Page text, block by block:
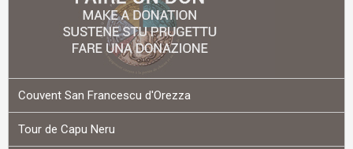
Couvent San Francescu d'Orezza
Tour de Capu Neru